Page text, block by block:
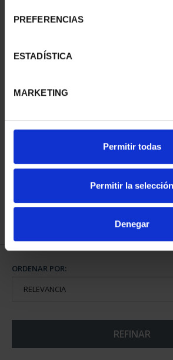
PREFERENCIAS
ESTADÍSTICA
MARKETING
Permitir todas
Permitir la selección
Denegar
CIUDADES PATRIMONIO
73,00 €
ORDENAR POR:
REFINAR